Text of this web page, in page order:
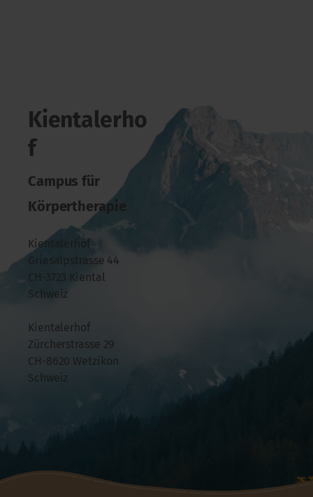
Kientalerho
f
Campus für
Körpertherapie
Kientalerhof
Griesalpstrasse 44
CH-3723 Kiental
Schweiz
Kientalerhof
Zürcherstrasse 29
CH-8620 Wetzikon
Schweiz